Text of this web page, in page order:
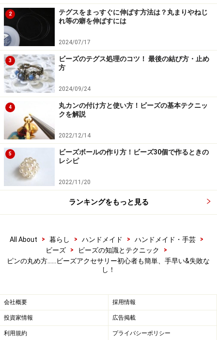
【9ピンの場合】
9ピンの「輪」に丸ペンチの先端を
差し込み、しっかりとつかむ。
2：そのままペンチを回転させ、「輪」が二周するよ
う、ピンをくるくると巻き込む。
3：ビーズに通す。あとは、【Tピンの場合】の2～6と同
様に。
細めのピンで作るので、微調整がしやすいのがポイン
ト。「輪」が二重になっているので、強度にも問題はな
簡単・楽々！ピンの丸め方
注意点1 ピンの「輪」が、ビーズの穴の真上にくるよう
2
テグスをまっすぐに伸ばす方法は？丸まりやねじ
れ等の癖を伸ばすには
2024/07/17
3
ビーズのテグス処理のコツ！ 最後の結び方・止め
方
2024/09/24
4
丸カンの付け方と使い方！ビーズの基本テクニッ
クを解説
2022/12/14
5
ビーズボールの作り方！ビーズ30個で作るときの
レシピ
2022/11/20
ランキングをもっと見る
All About > 暮らし > ハンドメイド > ハンドメイド・手芸
>
ビーズ
> ビーズの知識とテクニック
>
ピンの丸め方……ビーズアクセサリー初心者も簡単、手早い&失敗な
し！
会社概要 採用情報
投資家情報 広告掲載
利用規約 プライバシーポリシー